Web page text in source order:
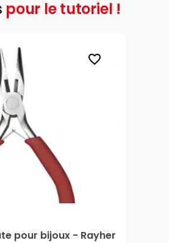
pour le tutoriel !
favorite_border
pour bijoux - Rayher